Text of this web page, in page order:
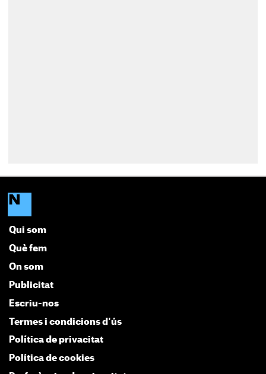
Qui som
Què fem
On som
Publicitat
Escriu-nos
Termes i condicions d'ús
Política de privacitat
Política de cookies